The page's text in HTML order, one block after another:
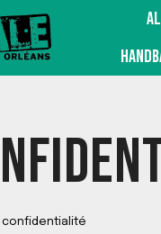
confidentialité